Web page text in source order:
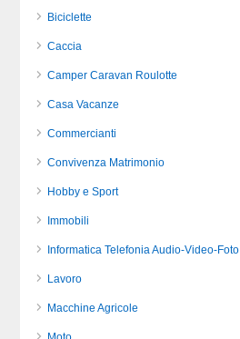
Biciclette
Caccia
Camper Caravan Roulotte
Casa Vacanze
Commercianti
Convivenza Matrimonio
Hobby e Sport
Immobili
Informatica Telefonia Audio-Video-Foto
Lavoro
Macchine Agricole